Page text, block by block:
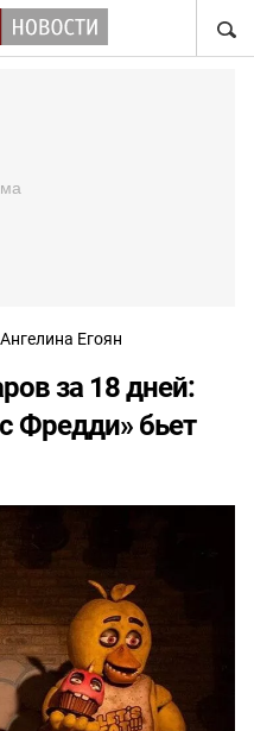
Ангелина Егоян
за 18 дней:
Фредди» бьет